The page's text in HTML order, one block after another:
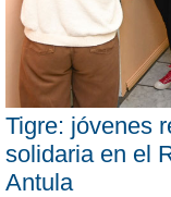
Tigre: jóvenes
solidaria en el
Antula